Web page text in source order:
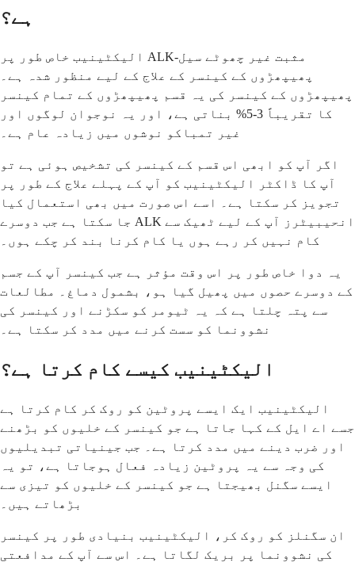
ہے؟
الیکٹینیب خاص طور پر ALK-مثبت غیر چھوٹے سیل
پھیپھڑوں کے کینسر کے علاج کے لیے منظور شدہ ہے۔
پھیپھڑوں کے کینسر کی یہ قسم پھیپھڑوں کے تمام کینسر
کا تقریباً 3-5% بناتی ہے، اور یہ نوجوان لوگوں اور
غیر تمباکو نوشوں میں زیادہ عام ہے۔
اگر آپ کو ابھی اس قسم کے کینسر کی تشخیص ہوئی ہے تو
آپ کا ڈاکٹر الیکٹینیب کو آپ کے پہلے علاج کے طور پر
تجویز کر سکتا ہے۔ اسے اس صورت میں بھی استعمال کیا
جا سکتا ہے جب دوسرے ALK انحیبیٹرز آپ کے لیے ٹھیک سے
کام نہیں کر رہے ہوں یا کام کرنا بند کر چکے ہوں۔
یہ دوا خاص طور پر اس وقت مؤثر ہے جب کینسر آپ کے جسم
کے دوسرے حصوں میں پھیل گیا ہو، بشمول دماغ۔ مطالعات
سے پتہ چلتا ہے کہ یہ ٹیومر کو سکڑنے اور کینسر کی
نشوونما کو سست کرنے میں مدد کر سکتا ہے۔
الیکٹینیب کیسے کام کرتا ہے؟
الیکٹینیب ایک ایسے پروٹین کو روک کر کام کرتا ہے
جسے اے ایل کے کہا جاتا ہے جو کینسر کے خلیوں کو بڑھنے
اور ضرب دینے میں مدد کرتا ہے۔ جب جینیاتی تبدیلیوں
کی وجہ سے یہ پروٹین زیادہ فعال ہوجاتا ہے، تو یہ
ایسے سگنل بھیجتا ہے جو کینسر کے خلیوں کو تیزی سے
بڑھاتے ہیں۔
ان سگنلز کو روک کر، الیکٹینیب بنیادی طور پر کینسر
کی نشوونما پر بریک لگاتا ہے۔ اس سے آپ کے مدافعتی